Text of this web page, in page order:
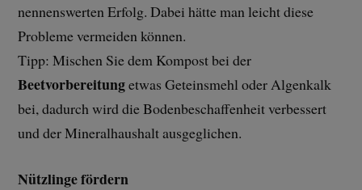
nennenswerten Erfolg. Dabei hätte man leicht diese
Probleme vermeiden können.
Tipp: Mischen Sie dem Kompost bei der
Beetvorbereitungetwas Geteinsmehl oder Algenkalk
bei, dadurch wird die Bodenbeschaffenheit verbessert
und der Mineralhaushalt ausgeglichen.
Nützlinge fördern